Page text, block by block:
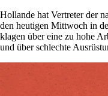
Hollande hat Vertreter der
den heutigen Mittwoch in
klagen über eine zu hohe
und über schlechte